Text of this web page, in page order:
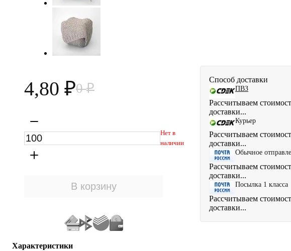
4,80 ₽0₽
Нет в
наличии
Способ доставки
ПВЗ
Рассчитываем
доставки...
Курьер
Рассчитываем
доставки...
Обычное
Рассчитываем
доставки...
Посылка 1 класса
Рассчитываем
доставки...
Характеристики